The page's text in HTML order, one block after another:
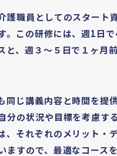
護職員としてのスタート
。この研修には、週1日
と、週３～５日で１ヶ月
同じ講義内容と時間を提
分の状況や目標を考慮す
、それぞれのメリット・
ますので、最適なコース